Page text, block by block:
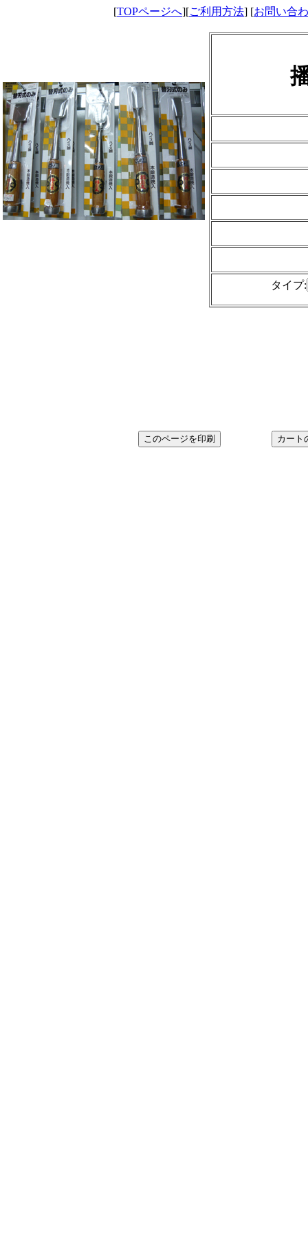
[TOPページへ][ご利用方法] [お問い合
タイプ: